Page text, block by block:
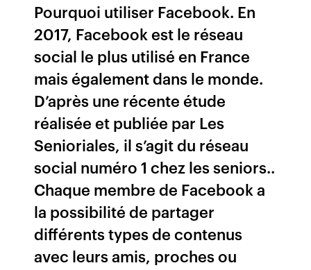
Pourquoi utiliser Facebook. En
2017, Facebook est le réseau
social le plus utilisé en France
mais également dans le monde.
D’après une récente étude
réalisée et publiée par Les
Senioriales, il s’agit du réseau
social numéro 1 chez les seniors..
Chaque membre de Facebook a
la possibilité de partager
différents types de contenus
avec leurs amis, proches ou